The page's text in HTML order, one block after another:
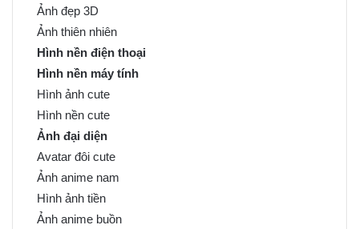
Ảnh đẹp 3D
Ảnh thiên nhiên
Hình nền điện thoại
Hình nền máy tính
Hình ảnh cute
Hình nền cute
Ảnh đại diện
Avatar đôi cute
Ảnh anime nam
Hình ảnh tiền
Ảnh anime buồn